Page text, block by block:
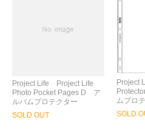
Project Life Project Life
Photo Pocket Pages D ア
ルバムプロテクター
SOLD OUT
Project
ムプロ
SOLD